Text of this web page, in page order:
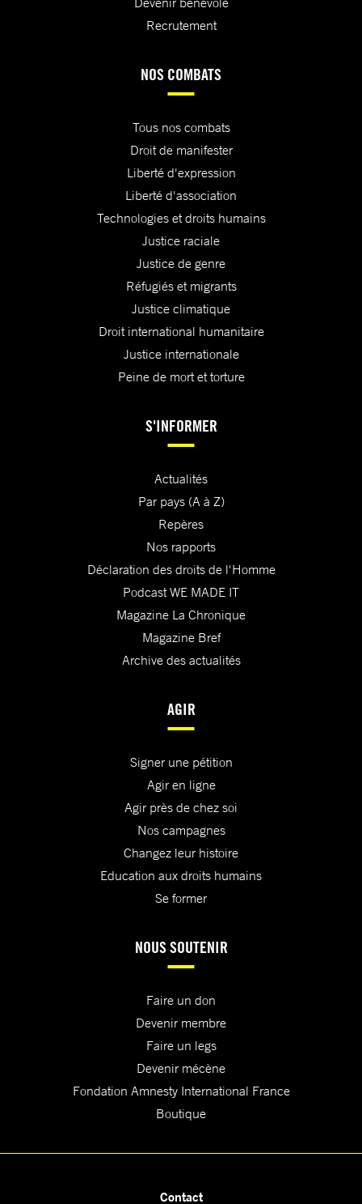
Recrutement
NOS COMBATS
Tous nos combats
Droit de manifester
Liberté d'expression
Liberté d'association
Technologies et droits humains
Justice raciale
Justice de genre
Réfugiés et migrants
Justice climatique
Droit international humanitaire
Justice internationale
Peine de mort et torture
S'INFORMER
Actualités
Par pays (A à Z)
Repères
Nos rapports
Déclaration des droits de l'Homme
Podcast WE MADE IT
Magazine La Chronique
Magazine Bref
Archive des actualités
AGIR
Signer une pétition
Agir en ligne
Agir près de chez soi
Nos campagnes
Changez leur histoire
Education aux droits humains
Se former
NOUS SOUTENIR
Faire un don
Devenir membre
Faire un legs
Devenir mécène
Fondation Amnesty International France
Boutique
Contact